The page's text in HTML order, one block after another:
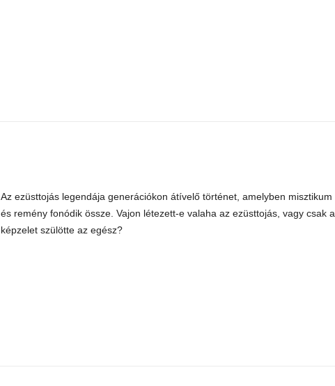
Az ezüsttojás legendája generációkon átívelő történet, amelyben misztikum
és remény fonódik össze. Vajon létezett-e valaha az ezüsttojás, vagy csak a
képzelet szülötte az egész?